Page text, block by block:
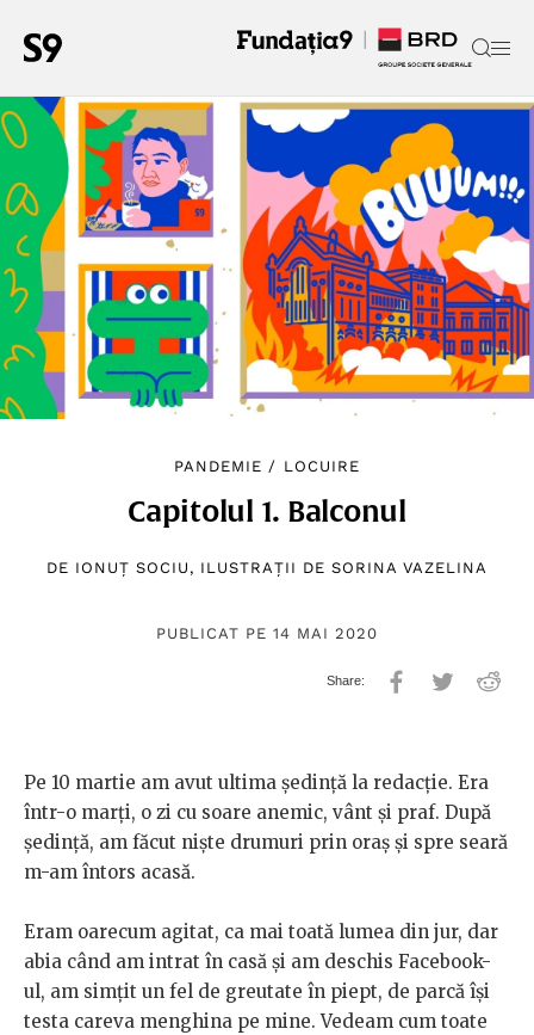
PANDEMIE / LOCUIRE
Capitolul 1. Balconul
DE IONUȚ SOCIU , ILUSTRAȚII DE SORINA VAZELINA
PUBLICAT PE 14 MAI 2020
Pe 10 martie am avut ultima ședință la redacție. Era
într-o marți, o zi cu soare anemic, vânt și praf. După
ședință, am făcut niște drumuri prin oraș și spre seară
m-am întors acasă.
Eram oarecum agitat, ca mai toată lumea din jur, dar
abia când am intrat în casă și am deschis Facebook-
ul, am simțit un fel de greutate în piept, de parcă își
testa careva menghina pe mine. Vedeam cum toate